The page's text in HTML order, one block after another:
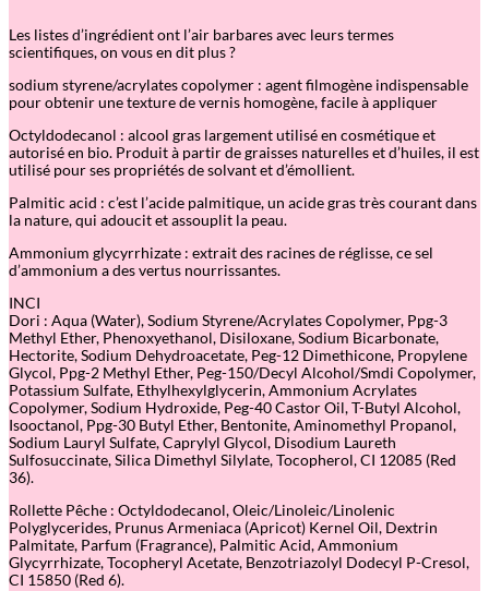
Les listes d’ingrédient ont l’air barbares avec leurs termes
scientifiques, on vous en dit plus ?
sodium styrene/acrylates copolymer : agent filmogène indispensable
pour obtenir une texture de vernis homogène, facile à appliquer
Octyldodecanol : alcool gras largement utilisé en cosmétique et
autorisé en bio. Produit à partir de graisses naturelles et d’huiles, il est
utilisé pour ses propriétés de solvant et d’émollient.
Palmitic acid : c’est l’acide palmitique, un acide gras très courant dans
la nature, qui adoucit et assouplit la peau.
Ammonium glycyrrhizate : extrait des racines de réglisse, ce sel
d’ammonium a des vertus nourrissantes.
INCI
Dori : Aqua (Water), Sodium Styrene/Acrylates Copolymer, Ppg-3
Methyl Ether, Phenoxyethanol, Disiloxane, Sodium Bicarbonate,
Hectorite, Sodium Dehydroacetate, Peg-12 Dimethicone, Propylene
Glycol, Ppg-2 Methyl Ether, Peg-150/Decyl Alcohol/Smdi Copolymer,
Potassium Sulfate, Ethylhexylglycerin, Ammonium Acrylates
Copolymer, Sodium Hydroxide, Peg-40 Castor Oil, T-Butyl Alcohol,
Isooctanol, Ppg-30 Butyl Ether, Bentonite, Aminomethyl Propanol,
Sodium Lauryl Sulfate, Caprylyl Glycol, Disodium Laureth
Sulfosuccinate, Silica Dimethyl Silylate, Tocopherol, CI 12085 (Red
36).
Rollette Pêche : Octyldodecanol, Oleic/Linoleic/Linolenic
Polyglycerides, Prunus Armeniaca (Apricot) Kernel Oil, Dextrin
Palmitate, Parfum (Fragrance), Palmitic Acid, Ammonium
Glycyrrhizate, Tocopheryl Acetate, Benzotriazolyl Dodecyl P-Cresol,
CI 15850 (Red 6).